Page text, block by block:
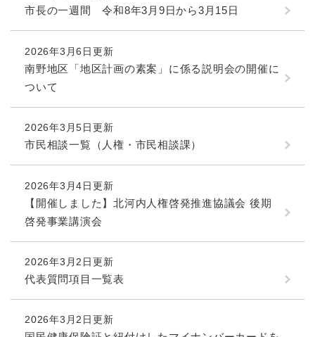
市長の一週間 令和8年3月9日から3月15日
2026年3月6日更新
南野地区「地区計画の素案」に係る説明会の開催に
ついて
2026年3月5日更新
市民相談一覧（人権・市民相談課）
2026年3月4日更新
【開催しました】北河内人権啓発推進協議会 後期
啓発事業講演会
2026年3月2日更新
代表質問項目一覧表
2026年3月2日更新